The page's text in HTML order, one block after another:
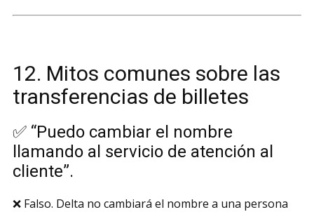
12. Mitos comunes sobre las
transferencias de billetes
✅ “Puedo cambiar el nombre
llamando al servicio de atención al
cliente”.
❌ Falso. Delta no cambiará el nombre a una persona